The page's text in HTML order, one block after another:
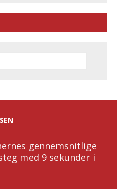
gennemsnitlige
med 9 sekunder i